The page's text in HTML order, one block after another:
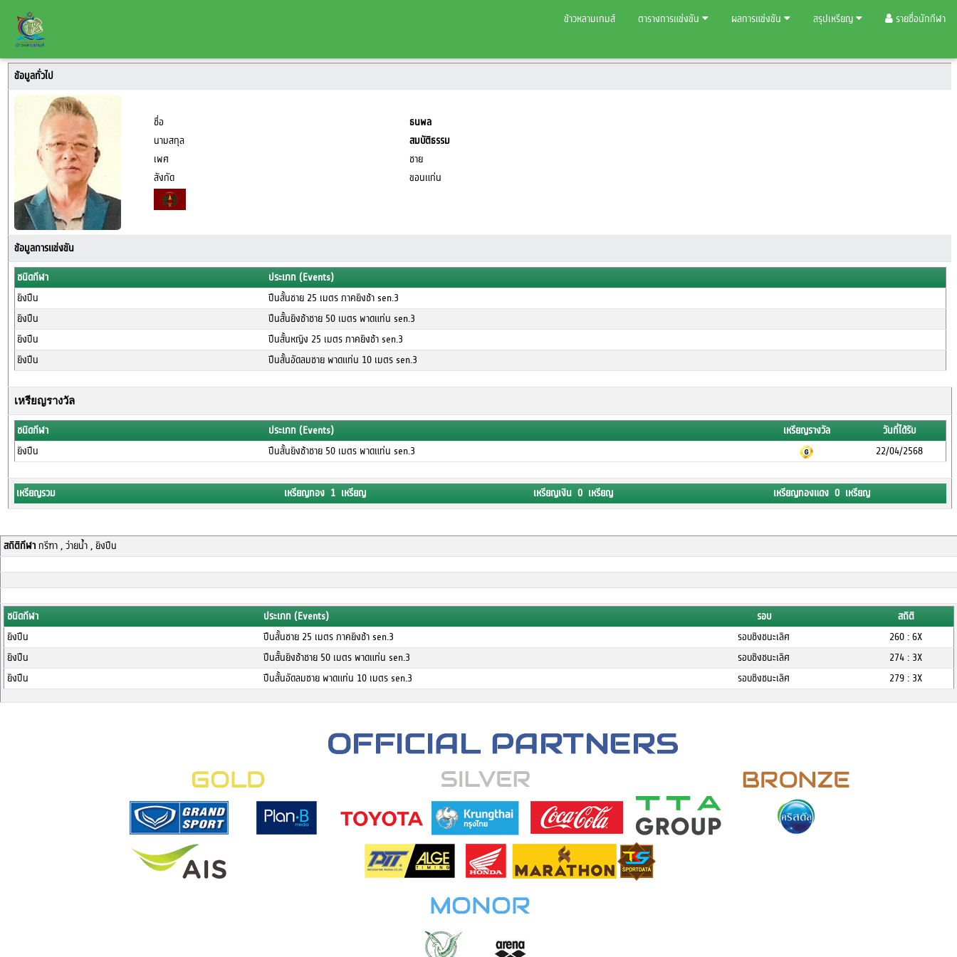
ข้าวหลามเกมส์ ตารางการแข่งขัน ผลการแข่งขัน สรุปเหรียญ รายชื่อนักกีฬา
ข้อมูลทั่วไป
ชื่อ
ธนพล
นามสกุล
สมบัติธรรม
เพศ
ชาย
สังกัด
ขอนแก่น
ข้อมูลการแข่งขัน
ชนิดกีฬา
ประเภท (Events)
ยิงปืน
ปืนสั้นชาย 25 เมตร ภาคยิงช้า sen.3
ยิงปืน
ปืนสั้นยิงช้าชาย 50 เมตร พาดแท่น sen.3
ยิงปืน
ปืนสั้นหญิง 25 เมตร ภาคยิงช้า sen.3
ยิงปืน
ปืนสั้นอัดลมชาย พาดแท่น 10 เมตร sen.3
เหรียญรางวัล
ชนิดกีฬา ประเภท (Events) เหรียญรางวัล
วันที่ได้รับ
ยิงปืน
ปืนสั้นยิงช้าชาย 50 เมตร พาดแท่น sen.3 22/04/2568
เหรียญรวม เหรียญทอง 1 เหรียญ เหรียญเงิน 0 เหรียญ เหรียญทองแดง 0 เหรียญ
สถิติกีฬากรีฑา , ว่ายน้ำ , ยิงปืน
ชนิดกีฬา ประเภท (Events) รอบ
สถิติ
ยิงปืน
ปืนสั้นชาย 25 เมตร ภาคยิงช้า sen.3 รอบชิงชนะเลิศ
260 : 6X
ยิงปืน
ปืนสั้นยิงช้าชาย 50 เมตร พาดแท่น sen.3 รอบชิงชนะเลิศ
274 : 3X
ยิงปืน
ปืนสั้นอัดลมชาย พาดแท่น 10 เมตร sen.3 รอบชิงชนะเลิศ 279 : 3X